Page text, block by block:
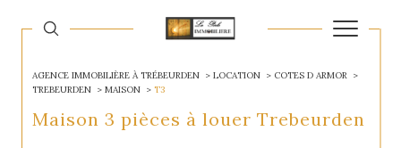
AGENCE IMMOBILIÈRE À TRÉBEURDEN LOCATION
COTES D ARMOR
TREBEURDEN
MAISON T3
Maison 3 pièces à louer Trebeurden